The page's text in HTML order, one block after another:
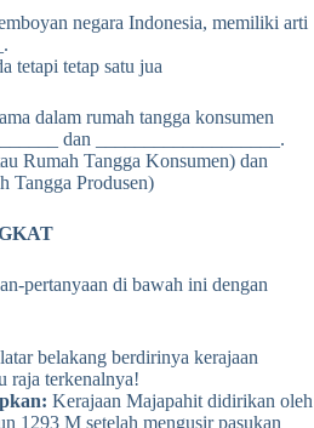
negara Indonesia, memiliki arti
tetapi tetap satu jua
dalam rumah tangga konsumen
dan ___________________.
Rumah Tangga Konsumen) dan
Tangga Produsen)
pertanyaan di bawah ini dengan
belakang berdirinya kerajaan
raja terkenalnya!
Kerajaan Majapahit didirikan oleh
1293 M setelah mengusir pasukan